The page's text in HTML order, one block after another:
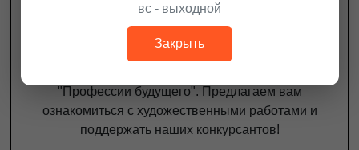
ФГБОУ ДПО "Институт развития
профессионального образования" при
Министерстве Просвещения РФ проводит
"Профессии будущего". Предлагаем вам
ознакомиться с художественными работами и
поддержать наших конкурсантов!
вс - выходной
Закрыть